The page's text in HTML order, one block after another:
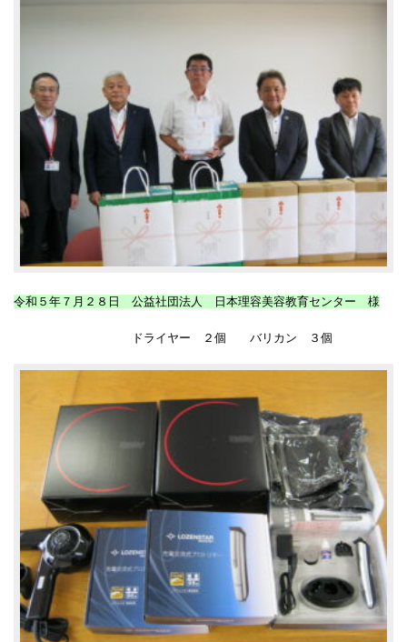
令和５年７月２８日 公益社団法人 日本理容美容教育センター 様
ドライヤー ２個 バリカン ３個